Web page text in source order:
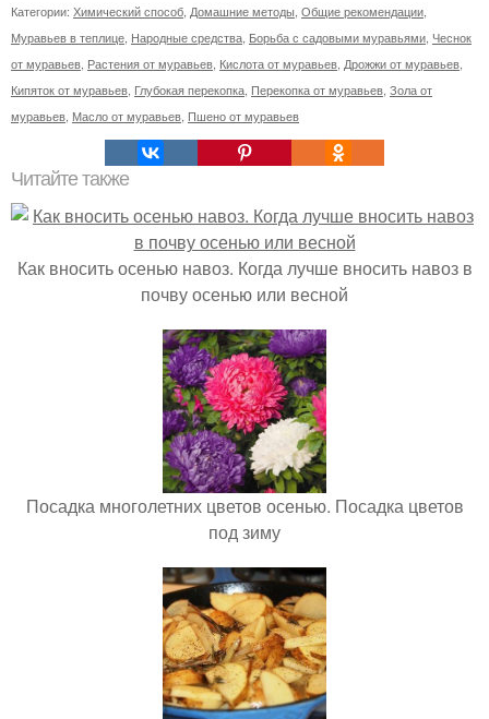
Категории: Химический способ Домашние методы Общие рекомендации
Муравьев в теплице Народные средства Борьба с садовыми муравьями Чеснок
от муравьев Растения от муравьев Кислота от муравьев Дрожжи от муравьев
Кипяток от муравьев Глубокая перекопка Перекопка от муравьев Зола от
муравьев Масло от муравьев Пшено от муравьев
Читайте также
Как вносить осенью навоз. Когда лучше вносить навоз в
почву осенью или весной
Посадка многолетних цветов осенью. Посадка цветов
под зиму